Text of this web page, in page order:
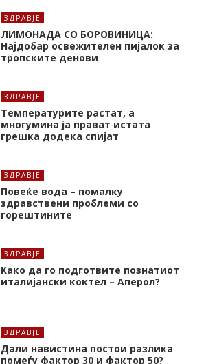
ЗДРАВЈЕ
ЛИМОНАДА СО БОРОВИНИЦА:
Најдобар освежителен пијалок за
тропските денови
ЗДРАВЈЕ
Температурите растат, а
многумина ја прават истата
грешка додека спијат
ЗДРАВЈЕ
Повеќе вода – помалку
здравствени проблеми со
горештините
ЗДРАВЈЕ
Како да го подготвите познатиот
италијански коктел – Аперол?
ЗДРАВЈЕ
Дали навистина постои разлика
помеѓу фактор 30 и фактор 50?